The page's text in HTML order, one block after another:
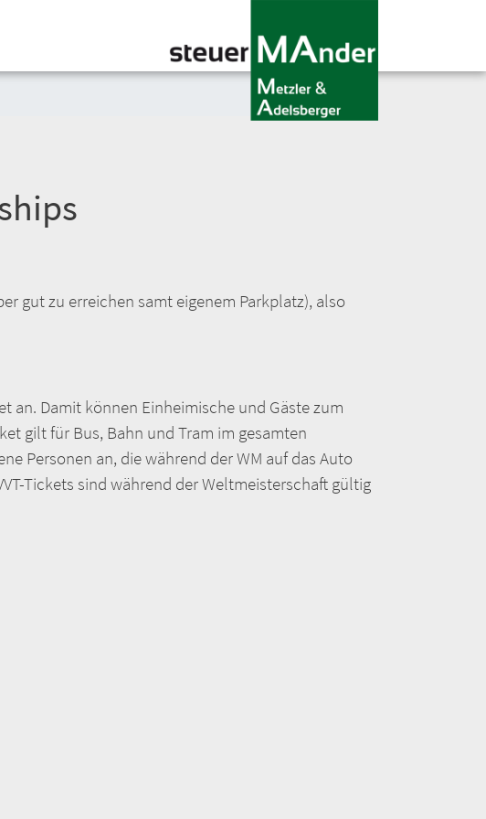
gut zu erreichen samt eigenem Parkplatz), also
an. Damit können Einheimische und Gäste zum
gilt für Bus, Bahn und Tram im gesamten
Personen an, die während der WM auf das Auto
Tickets sind während der Weltmeisterschaft gültig